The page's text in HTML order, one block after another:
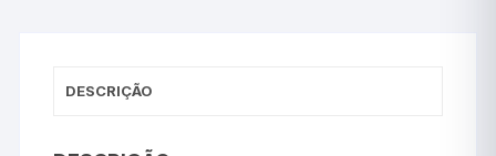
DESCRIÇÃO